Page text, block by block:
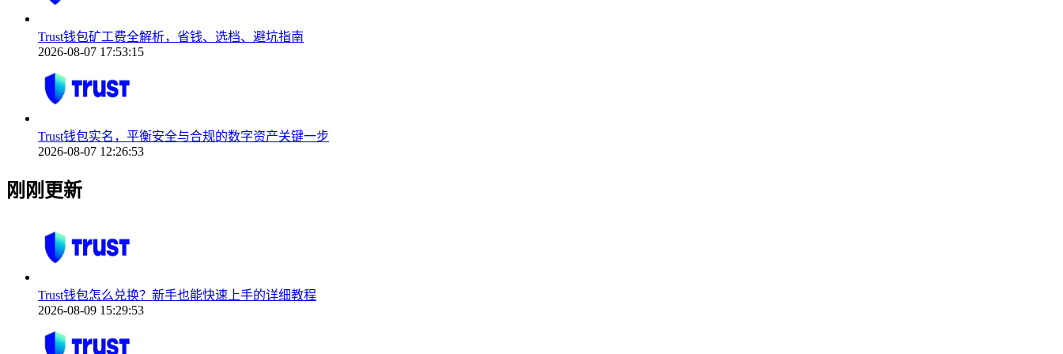
Trust钱包矿工费全解析，省钱、选档、避坑指南
2026-08-07 17:53:15
Trust钱包实名，平衡安全与合规的数字资产关键一步
2026-08-07 12:26:53
刚刚更新
Trust钱包怎么兑换？新手也能快速上手的详细教程
2026-08-09 15:29:53